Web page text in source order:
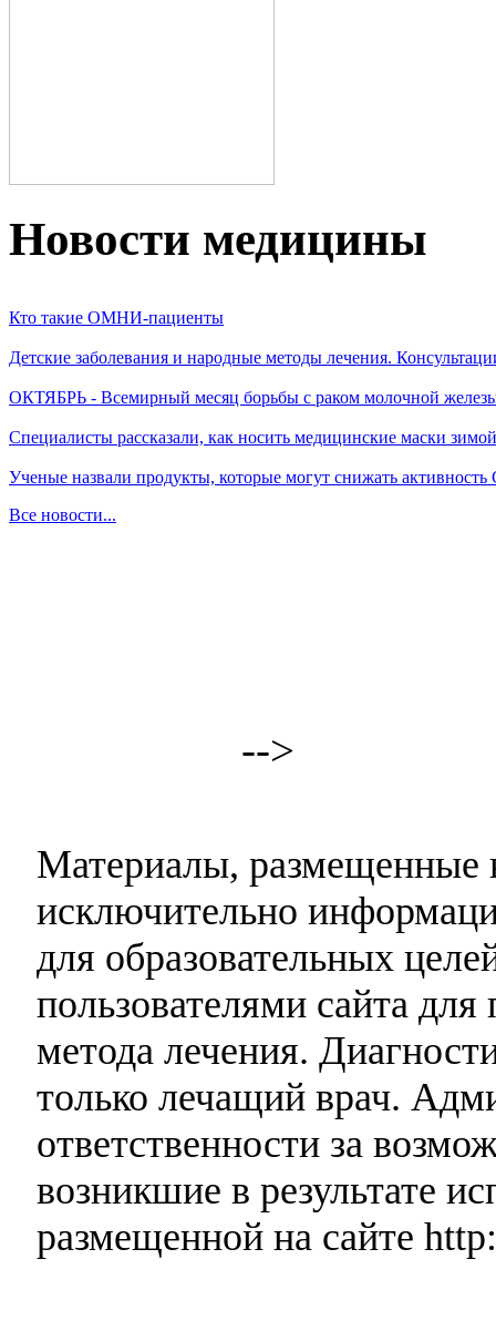
Новости медицины
Кто такие ОМНИ-пациенты
Детские заболевания и народные методы лечения.
ОКТЯБРЬ - Всемирный месяц борьбы с раком молочной
Специалисты рассказали, как носить медицинские маски зимой
Ученые назвали продукты, которые могут снижать
Все новости...
-->
Материалы, размещенные
исключительно
для образовательных
пользователями сайта
метода лечения.
только лечащий врач.
ответственности за
возникшие в результате
размещенной на сайте